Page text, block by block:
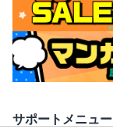
サポートメニュー